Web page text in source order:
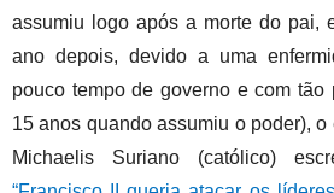
assumiu logo após a morte do pai,
ano depois, devido a uma
pouco tempo de governo e com tão
15 anos quando assumiu o poder),
Michaelis Suriano (católico)